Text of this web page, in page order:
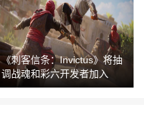
《刺客信条：Invictus》将抽
调战魂和彩六开发者加入